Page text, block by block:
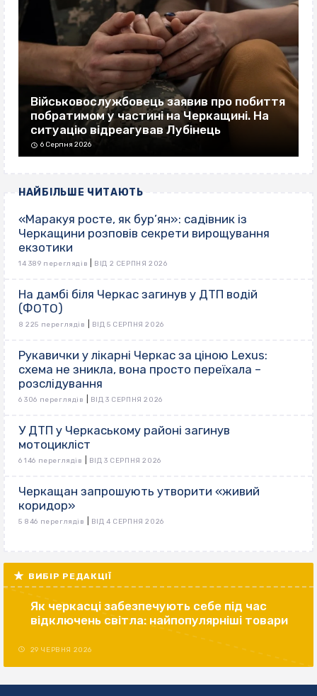
Військовослужбовець заявив про побиття
побратимом у частині на Черкащині. На
ситуацію відреагував Лубінець
6 Серпня 2026
НАЙБІЛЬШЕ ЧИТАЮТЬ
«Маракуя росте, як бур’ян»: садівник із
Черкащини розповів секрети вирощування
екзотики
14 389 переглядів ВІД 2 СЕРПНЯ 2026
На дамбі біля Черкас загинув у ДТП водій
(ФОТО)
8 225 переглядів ВІД 5 СЕРПНЯ 2026
Рукавички у лікарні Черкас за ціною Lexus:
схема не зникла, вона просто переїхала –
розслідування
6 306 переглядів ВІД 3 СЕРПНЯ 2026
У ДТП у Черкаському районі загинув
мотоцикліст
6 146 переглядів ВІД 3 СЕРПНЯ 2026
Черкащан запрошують утворити «живий
коридор»
5 846 переглядів ВІД 4 СЕРПНЯ 2026
ВИБІР РЕДАКЦІЇ
Як черкасці забезпечують себе під час
відключень світла: найпопулярніші товари
29 ЧЕРВНЯ 2026